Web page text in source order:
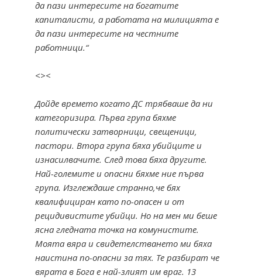
да пази интересите на богатите
капиталисти, а работата на милицията е
да пази интересите на честните
работници.“
<><
Дойде времето когато ДС трябваше да ни
категоризира. Първа група бяхме
политически затворници, свещеници,
пастори. Втора група бяха убийците и
изнасилвачите. След това бяха другите.
Най-големите и опасни бяхме ние първа
група. Изглеждаше странно,че бях
квалифициран като по-опасен и от
рецидивистите убийци. Но на мен ми беше
ясна гледната точка на комунистите.
Моята вяра и свидетелстването ми бяха
наистина по-опасни за тях. Те разбират че
вярата в Бога е най-злият им враг. 13